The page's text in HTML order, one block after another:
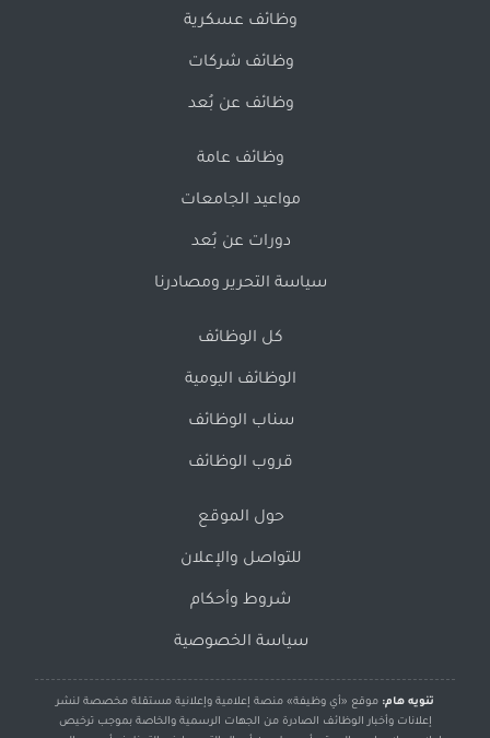
وظائف عسكرية
وظائف شركات
وظائف عن بُعد
وظائف عامة
مواعيد الجامعات
دورات عن بُعد
سياسة التحرير ومصادرنا
كل الوظائف
الوظائف اليومية
سناب الوظائف
قروب الوظائف
حول الموقع
للتواصل والإعلان
شروط وأحكام
سياسة الخصوصية
تنويه هام: موقع «أي وظيفة» منصة إعلامية وإعلانية مستقلة مخصصة لنشر
إعلانات وأخبار الوظائف الصادرة من الجهات الرسمية والخاصة بموجب ترخيص